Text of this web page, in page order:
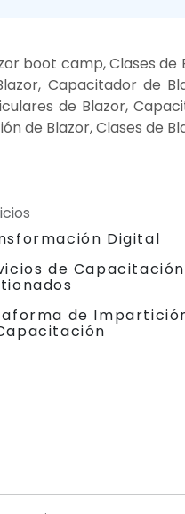
boot camp, Clases
Capacitador de
de Blazor,
de Blazor, Clases de
Digital
de Capacitación
de